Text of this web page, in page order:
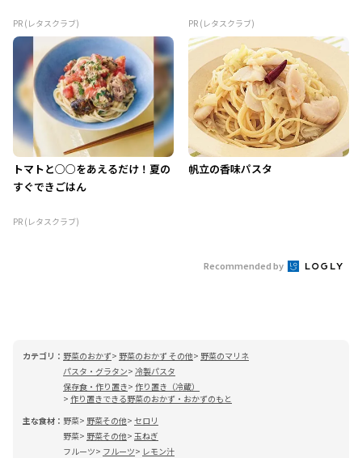
PR (レタスクラブ) PR (レタスクラブ)
トマトと○○をあえるだけ！夏の
すぐできごはん
PR (レタスクラブ)
帆立の香味パスタ
Recommended by
カテゴリ： 野菜のおかず 野菜のおかず その他
野菜のマリネ
パスタ・グラタン
冷製パスタ
保存食・作り置き
作り置き（冷蔵）
作り置きできる野菜のおかず・おかずのもと
主な食材： 野菜 野菜その他
セロリ
野菜
野菜その他
玉ねぎ
フルーツ
フルーツ
レモン汁